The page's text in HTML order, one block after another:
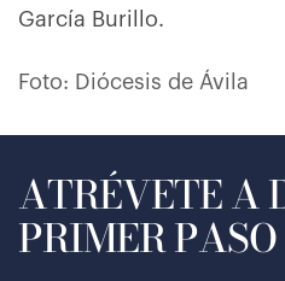
García Burillo.
Foto: Diócesis de Ávila
ATRÉVETE A
PRIMER PASO